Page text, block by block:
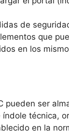
de
que
en los
pueden ser
en la